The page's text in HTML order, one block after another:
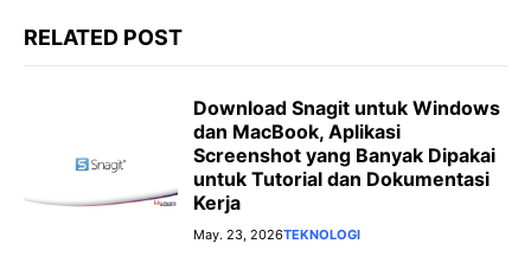
RELATED POST
Download Snagit untuk Windows
dan MacBook, Aplikasi
Screenshot yang Banyak Dipakai
untuk Tutorial dan Dokumentasi
Kerja
May. 23, 2026TEKNOLOGI